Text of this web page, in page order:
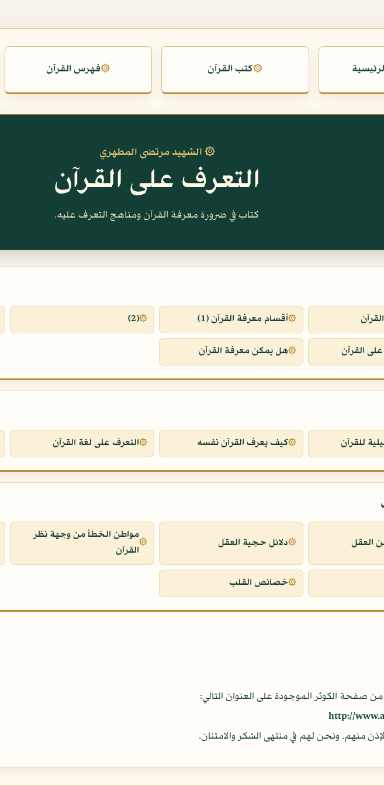
۞كتب القرآن ۞فهرس القرآن
۞ الشهيد مرتضى المطهري
التعرف على القرآن
كتاب في ضرورة معرفة القرآن ومناهج التعرف عليه.
أقسام معرفة القرآن (1) (2)
القرآن هل يمكن معرفة القرآن
للقرآن كيف يعرف القرآن نفسه التعرف على لغة القرآن
العقل دلائل حجية العقل
مواطن الخطأ من وجهة نظر
القرآن
خصائص القلب
صفحة الكوثر الموجودة على العنوان التالي:
http://
منهم. ونحن لهم في منتهى الشكر والامتنان.